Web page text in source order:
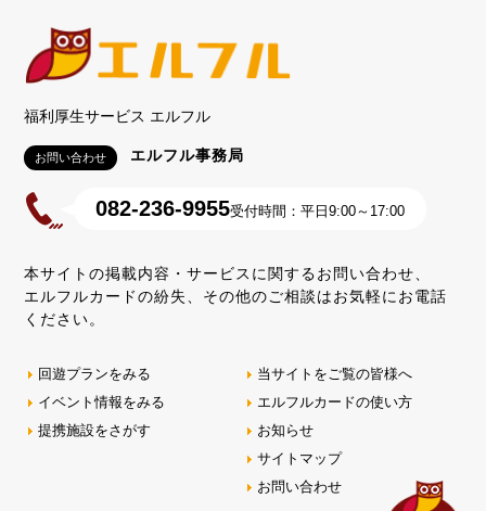
福利厚生サービス エルフル
お問い合わせ エルフル事務局
082-236-9955受付時間：平日9:00～17:00
本サイトの掲載内容・サービスに関するお問い合わせ、
エルフルカードの紛失、その他のご相談はお気軽にお電話
ください。
回遊プランをみる
イベント情報をみる
提携施設をさがす
当サイトをご覧の皆様へ
エルフルカードの使い方
お知らせ
サイトマップ
お問い合わせ